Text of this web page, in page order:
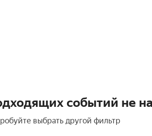
событий не
выбрать другой фильтр